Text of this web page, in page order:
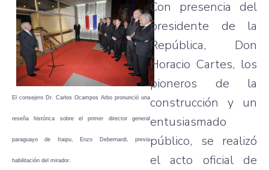
El consejero Dr. Carlos Ocampos Arbo pronunció una
reseña histórica sobre el primer director general
paraguayo de Itaipu, Enzo Debernardi, previa
habilitación del mirador.
Con presencia del
presidente de la
República, Don
Horacio Cartes, los
pioneros de la
construcción y un
entusiasmado
público, se realizó
el acto oficial de